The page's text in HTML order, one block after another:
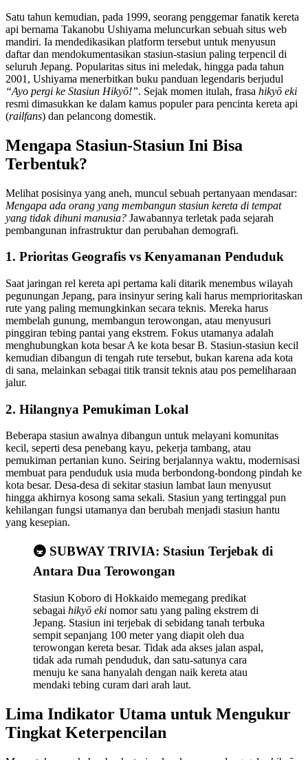
Satu tahun kemudian, pada 1999, seorang penggemar fanatik kereta
api bernama Takanobu Ushiyama meluncurkan sebuah situs web
mandiri. Ia mendedikasikan platform tersebut untuk menyusun
daftar dan mendokumentasikan stasiun-stasiun paling terpencil di
seluruh Jepang. Popularitas situs ini meledak, hingga pada tahun
2001, Ushiyama menerbitkan buku panduan legendaris berjudul
“Ayo pergi ke Stasiun Hikyō!”. Sejak momen itulah, frasa hikyō eki
resmi dimasukkan ke dalam kamus populer para pencinta kereta api
(railfans) dan pelancong domestik.
Mengapa Stasiun-Stasiun Ini Bisa
Terbentuk?
Melihat posisinya yang aneh, muncul sebuah pertanyaan mendasar:
Mengapa ada orang yang membangun stasiun kereta di tempat
yang tidak dihuni manusia? Jawabannya terletak pada sejarah
pembangunan infrastruktur dan perubahan demografi.
1. Prioritas Geografis vs Kenyamanan Penduduk
Saat jaringan rel kereta api pertama kali ditarik menembus wilayah
pegunungan Jepang, para insinyur sering kali harus memprioritaskan
rute yang paling memungkinkan secara teknis. Mereka harus
membelah gunung, membangun terowongan, atau menyusuri
pinggiran tebing pantai yang ekstrem. Fokus utamanya adalah
menghubungkan kota besar A ke kota besar B. Stasiun-stasiun kecil
kemudian dibangun di tengah rute tersebut, bukan karena ada kota
di sana, melainkan sebagai titik transit teknis atau pos pemeliharaan
jalur.
2. Hilangnya Pemukiman Lokal
Beberapa stasiun awalnya dibangun untuk melayani komunitas
kecil, seperti desa penebang kayu, pekerja tambang, atau
pemukiman pertanian kuno. Seiring berjalannya waktu, modernisasi
membuat para penduduk usia muda berbondong-bondong pindah ke
kota besar. Desa-desa di sekitar stasiun lambat laun menyusut
hingga akhirnya kosong sama sekali. Stasiun yang tertinggal pun
kehilangan fungsi utamanya dan berubah menjadi stasiun hantu
yang kesepian.
🚇 SUBWAY TRIVIA: Stasiun Terjebak di
Antara Dua Terowongan
Stasiun Koboro di Hokkaido memegang predikat
sebagai hikyō eki nomor satu yang paling ekstrem di
Jepang. Stasiun ini terjebak di sebidang tanah terbuka
sempit sepanjang 100 meter yang diapit oleh dua
terowongan kereta besar. Tidak ada akses jalan aspal,
tidak ada rumah penduduk, dan satu-satunya cara
menuju ke sana hanyalah dengan naik kereta atau
mendaki tebing curam dari arah laut.
Lima Indikator Utama untuk Mengukur
Tingkat Keterpencilan